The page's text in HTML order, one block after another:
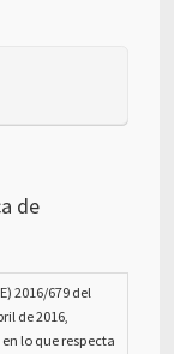
de
2016/679 del
de 2016,
lo que respecta